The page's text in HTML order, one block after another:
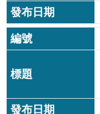
放
宣
告